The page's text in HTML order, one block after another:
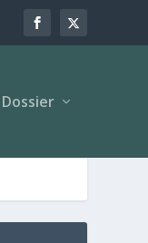
Dossier